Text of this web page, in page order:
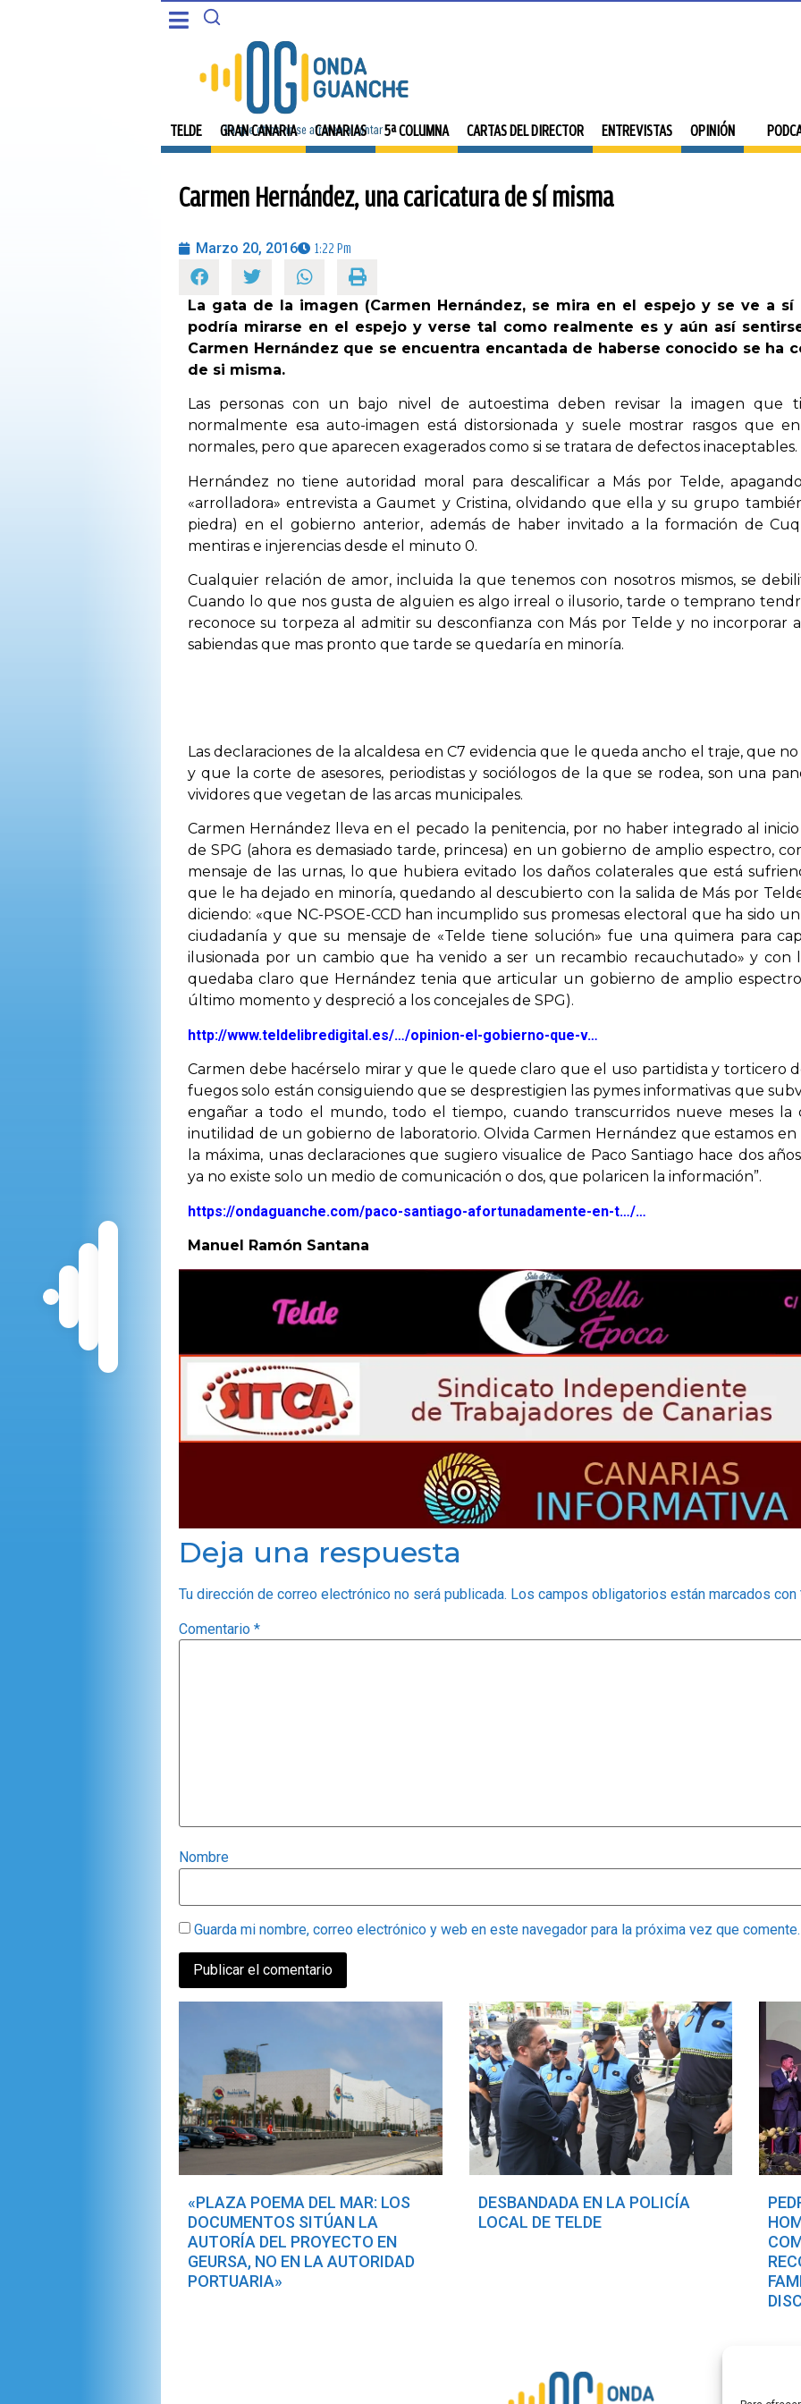
PORTADA
5ª COLUMNA
CARTAS DEL DIRECTOR
ENTREVISTAS
OPINIÓN
PROGRAMAS
TELDE GRAN CANARIA CANARIAS 5ª COLUMNA CARTAS DEL DIRECTOR ENTREVISTAS OPINIÓN
5ª COLUMNA
CARTAS DEL DIRECTOR
ENTREVISTAS
OPINIÓN
Carmen Hernández, una caricatura de sí misma
Marzo 20, 2016 1:22 Pm
La gata de la imagen (Carmen Hernández, se mira en el espejo y se ve a
podría mirarse en el espejo y verse tal como realmente es y aún así
Carmen Hernández que se encuentra encantada de haberse conocido se ha
de si misma.
Las personas con un bajo nivel de autoestima deben revisar la imagen que
normalmente esa auto-imagen está distorsionada y suele mostrar rasgos que
normales, pero que aparecen exagerados como si se tratara de defectos inaceptables.
Hernández no tiene autoridad moral para descalificar a Más por Telde,
«arrolladora» entrevista a Gaumet y Cristina, olvidando que ella y su grupo
piedra) en el gobierno anterior, además de haber invitado a la formación de
mentiras e injerencias desde el minuto 0.
Cualquier relación de amor, incluida la que tenemos con nosotros mismos, se
Cuando lo que nos gusta de alguien es algo irreal o ilusorio, tarde o temprano
reconoce su torpeza al admitir su desconfianza con Más por Telde y no incorporar
sabiendas que mas pronto que tarde se quedaría en minoría.
Las declaraciones de la alcaldesa en C7 evidencia que le queda ancho el traje, que
y que la corte de asesores, periodistas y sociólogos de la que se rodea, son una
vividores que vegetan de las arcas municipales.
Carmen Hernández lleva en el pecado la penitencia, por no haber integrado al
de SPG (ahora es demasiado tarde, princesa) en un gobierno de amplio espectro,
mensaje de las urnas, lo que hubiera evitado los daños colaterales que está
que le ha dejado en minoría, quedando al descubierto con la salida de Más por
diciendo: «que NC-PSOE-CCD han incumplido sus promesas electoral que ha sido
ciudadanía y que su mensaje de «Telde tiene solución» fue una quimera para
ilusionada por un cambio que ha venido a ser un recambio recauchutado» y con
quedaba claro que Hernández tenia que articular un gobierno de amplio
último momento y despreció a los concejales de SPG).
http://www.teldelibredigital.es/…/opinion-el-gobierno-que-v…
Carmen debe hacérselo mirar y que le quede claro que el uso partidista y torticero
fuegos solo están consiguiendo que se desprestigien las pymes informativas que
engañar a todo el mundo, todo el tiempo, cuando transcurridos nueve meses la
inutilidad de un gobierno de laboratorio. Olvida Carmen Hernández que estamos en
la máxima, unas declaraciones que sugiero visualice de Paco Santiago hace dos
ya no existe solo un medio de comunicación o dos, que polaricen la información”.
https://ondaguanche.com/paco-santiago-afortunadamente-en-t…/…
Manuel Ramón Santana
Deja una respuesta
Tu dirección de correo electrónico no será publicada. Los campos obligatorios están marcados con
Comentario *
Nombre
Guarda mi nombre, correo electrónico y web en este navegador para la próxima vez que comente.
«PLAZA POEMA DEL MAR: LOS
DOCUMENTOS SITÚAN LA
AUTORÍA DEL PROYECTO EN
GEURSA, NO EN LA AUTORIDAD
PORTUARIA»
DESBANDADA EN LA POLICÍA
LOCAL DE TELDE